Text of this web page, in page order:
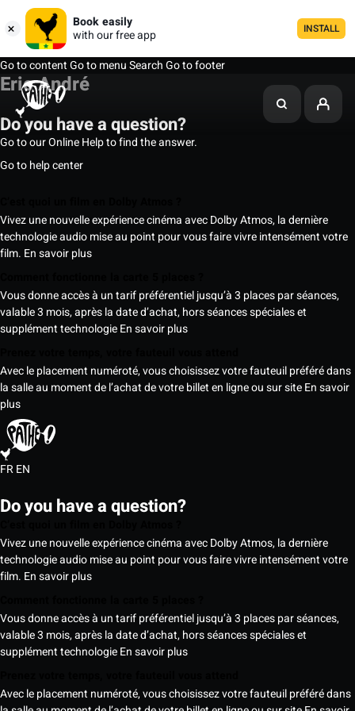
Book easily
with our free app
INSTALL
Go to contentGo to menuSearchGo to footer
Eric André
Do you have a question?
Go to our Online Help to find the answer.
Go to help center
Vivez une nouvelle expérience cinéma avec Dolby Atmos, la dernière
technologie audio mise au point pour vous faire vivre intensément votre
film. En savoir plus
Vous donne accès à un tarif préférentiel jusqu’à 3 places par séances,
valable 3 mois, après la date d’achat, hors séances spéciales et
supplément technologieEn savoir plus
Avec le placement numéroté, vous choisissez votre fauteuil préféré dans
la salle au moment de l’achat de votre billet en ligne ou sur siteEn savoir
plus
FREN
Do you have a question?
Vivez une nouvelle expérience cinéma avec Dolby Atmos, la dernière
technologie audio mise au point pour vous faire vivre intensément votre
film. En savoir plus
Vous donne accès à un tarif préférentiel jusqu’à 3 places par séances,
valable 3 mois, après la date d’achat, hors séances spéciales et
supplément technologieEn savoir plus
Avec le placement numéroté, vous choisissez votre fauteuil préféré dans